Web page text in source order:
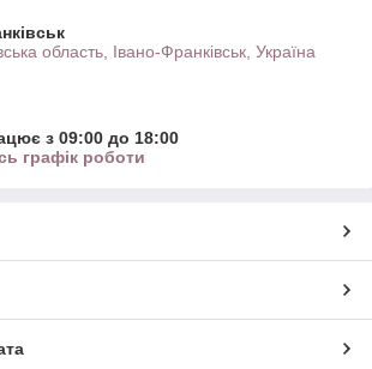
область, Івано-Франківськ, Україна
з 09:00 до 18:00
графік роботи